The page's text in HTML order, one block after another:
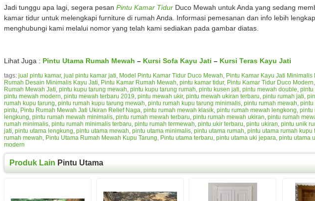
Jadi tunggu apa lagi, segera pesan Pintu Kamar Tidur Duco Mewah untuk Anda yang sedang
kamar tidur untuk melengkapi furniture di rumah Anda. Informasi pemesanan dan info lebih
menghubungi kami melalui nomor yang telah kami sediakan pada gambar diatas.
Lihat Juga : Pintu Utama Rumah Mewah – Kursi Sofa Kayu Jati – Kursi Teras Kayu Jati
tags: jual pintu kamar, jual pintu kamar jati, Model Pintu Kamar Tidur Duco Mewah, Pintu Kamar Kayu Jati Minimalis
Rumah Desain Minimalis Kayu Jati, Pintu Kamar Rumah Mewah, pintu kamar tidur, Pintu Kamar Tidur Duco Modern,
Rumah Mewah Jati, pintu kupu tarung mewah, pintu kupu tarung rumah, pintu kusen jati, pintu mewah double, pintu
pintu mewah modern, pintu mewah terbaru 2019, pintu mewah ukir, pintu mewah ukiran terbaru, pintu rumah jati,
rumah kupu tarung, pintu rumah kupu tarung mewah, pintu rumah kupu tarung minimalis, pintu rumah mewah, pintu
pintu, Pintu Rumah Mewah Jati Ukiran Relief Naga, pintu rumah mewah klasik, pintu rumah mewah lengkong, pintu
lengkung, pintu rumah mewah minimalis, pintu rumah mewah terbaru, pintu rumah mewah ukiran, pintu rumah
rumah minimalis, pintu rumah minimalis terbaru, pintu rumah termewah, pintu ukir terbaru, pintu ukiran, pintu unik
jati, pintu utama lengkung, pintu utama mewah, pintu utama minimalis, pintu utama rumah, pintu utama rumah kupu
rumah mewah, Pintu Utama Rumah Mewah Kupu Tarung, Pintu utama terbaru, pintu utama uki jepara, pintu utama
modern
Produk Lain Pintu Utama